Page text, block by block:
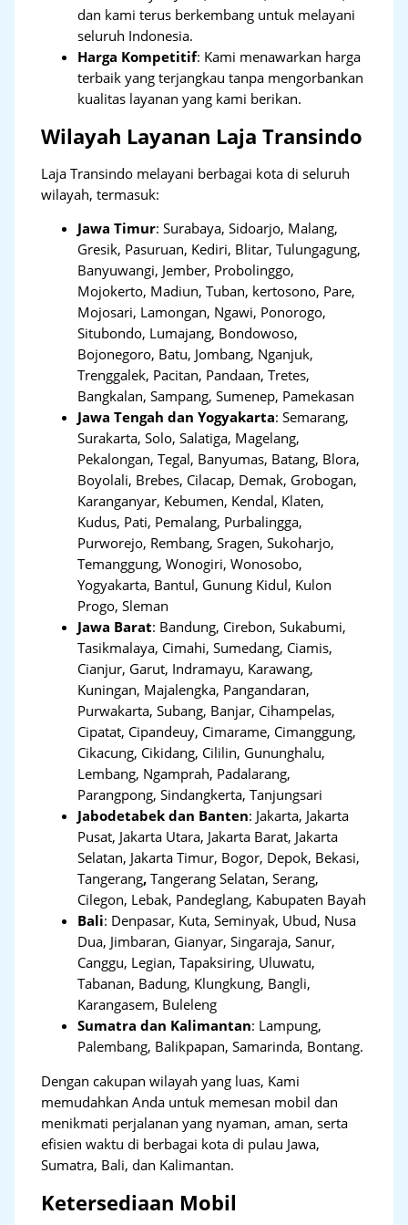
dan kami terus berkembang untuk melayani
seluruh Indonesia.
Harga Kompetitif: Kami menawarkan harga
terbaik yang terjangkau tanpa mengorbankan
kualitas layanan yang kami berikan.
Wilayah Layanan Laja Transindo
Laja Transindo melayani berbagai kota di seluruh
wilayah, termasuk:
Jawa Timur:Surabaya, Sidoarjo, Malang,
Gresik, Pasuruan, Kediri, Blitar, Tulungagung,
Banyuwangi, Jember, Probolinggo,
Mojokerto, Madiun, Tuban, kertosono, Pare,
Mojosari, Lamongan, Ngawi, Ponorogo,
Situbondo, Lumajang, Bondowoso,
Bojonegoro, Batu, Jombang, Nganjuk,
Trenggalek, Pacitan, Pandaan, Tretes,
Bangkalan, Sampang, Sumenep, Pamekasan
Jawa Tengah dan Yogyakarta:Semarang,
Surakarta, Solo, Salatiga, Magelang,
Pekalongan, Tegal, Banyumas, Batang, Blora,
Boyolali, Brebes, Cilacap, Demak, Grobogan,
Karanganyar, Kebumen, Kendal, Klaten,
Kudus, Pati, Pemalang, Purbalingga,
Purworejo, Rembang, Sragen, Sukoharjo,
Temanggung, Wonogiri, Wonosobo,
Yogyakarta, Bantul, Gunung Kidul, Kulon
Progo, Sleman
Jawa Barat: Bandung, Cirebon, Sukabumi,
Tasikmalaya, Cimahi, Sumedang, Ciamis,
Cianjur, Garut, Indramayu, Karawang,
Kuningan, Majalengka, Pangandaran,
Purwakarta, Subang, Banjar, Cihampelas,
Cipatat, Cipandeuy, Cimarame, Cimanggung,
Cikacung, Cikidang, Cililin, Gununghalu,
Lembang, Ngamprah, Padalarang,
Parangpong, Sindangkerta, Tanjungsari
Jabodetabek dan Banten: Jakarta, Jakarta
Pusat, Jakarta Utara, Jakarta Barat, Jakarta
Selatan, Jakarta Timur, Bogor, Depok, Bekasi,
Tangerang,Tangerang Selatan, Serang,
Cilegon, Lebak, Pandeglang, Kabupaten Bayah
Bali: Denpasar, Kuta, Seminyak, Ubud, Nusa
Dua, Jimbaran, Gianyar, Singaraja, Sanur,
Canggu, Legian, Tapaksiring, Uluwatu,
Tabanan, Badung, Klungkung, Bangli,
Karangasem, Buleleng
Sumatra dan Kalimantan: Lampung,
Palembang, Balikpapan, Samarinda, Bontang.
Dengan cakupan wilayah yang luas, Kami
memudahkan Anda untuk memesan mobil dan
menikmati perjalanan yang nyaman, aman, serta
efisien waktu di berbagai kota di pulau Jawa,
Sumatra, Bali, dan Kalimantan.
Ketersediaan Mobil